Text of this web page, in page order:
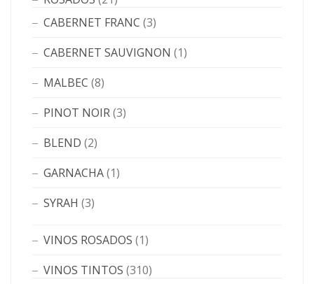
CABERNET FRANC (3)
CABERNET SAUVIGNON (1)
MALBEC (8)
PINOT NOIR(3)
BLEND (2)
GARNACHA(1)
SYRAH (3)
VINOS ROSADOS (1)
VINOS TINTOS (310)